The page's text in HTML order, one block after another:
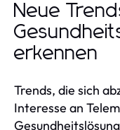
Neue
erkennen
Trends, die sich
Interesse an